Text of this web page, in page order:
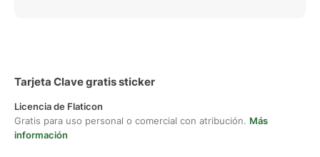
Tarjeta Clave gratis sticker
Licencia de Flaticon
Gratis para uso personal o comercial con atribución. Más
información